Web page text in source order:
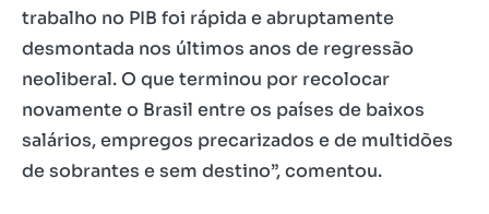
trabalho no PIB foi rápida e abruptamente
desmontada nos últimos anos de regressão
neoliberal. O que terminou por recolocar
novamente o Brasil entre os países de baixos
salários, empregos precarizados e de multidões
de sobrantes e sem destino”, comentou.